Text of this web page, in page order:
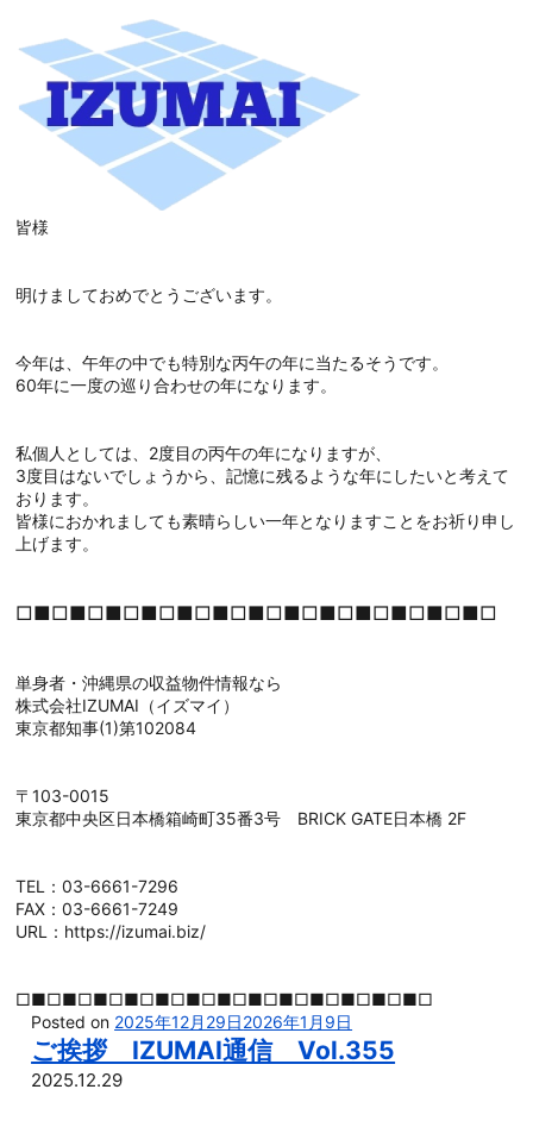
皆様
明けましておめでとうございます。
今年は、午年の中でも特別な丙午の年に当たるそうです。
60年に一度の巡り合わせの年になります。
私個人としては、2度目の丙午の年になりますが、
3度目はないでしょうから、記憶に残るような年にしたいと考えて
おります。
皆様におかれましても素晴らしい一年となりますことをお祈り申し
上げます。
□■□■□■□■□■□■□■□■□■□■□■□■□■□
単身者・沖縄県の収益物件情報なら
株式会社IZUMAI（イズマイ）
東京都知事(1)第102084
〒103-0015
東京都中央区日本橋箱崎町35番3号 BRICK GATE日本橋 2F
TEL：03-6661-7296
FAX：03-6661-7249
URL：https://izumai.biz/
□■□■□■□■□■□■□■□■□■□■□■□■□■□
Posted on 2025年12月29日2026年1月9日
ご挨拶 IZUMAI通信 Vol.355
2025.12.29